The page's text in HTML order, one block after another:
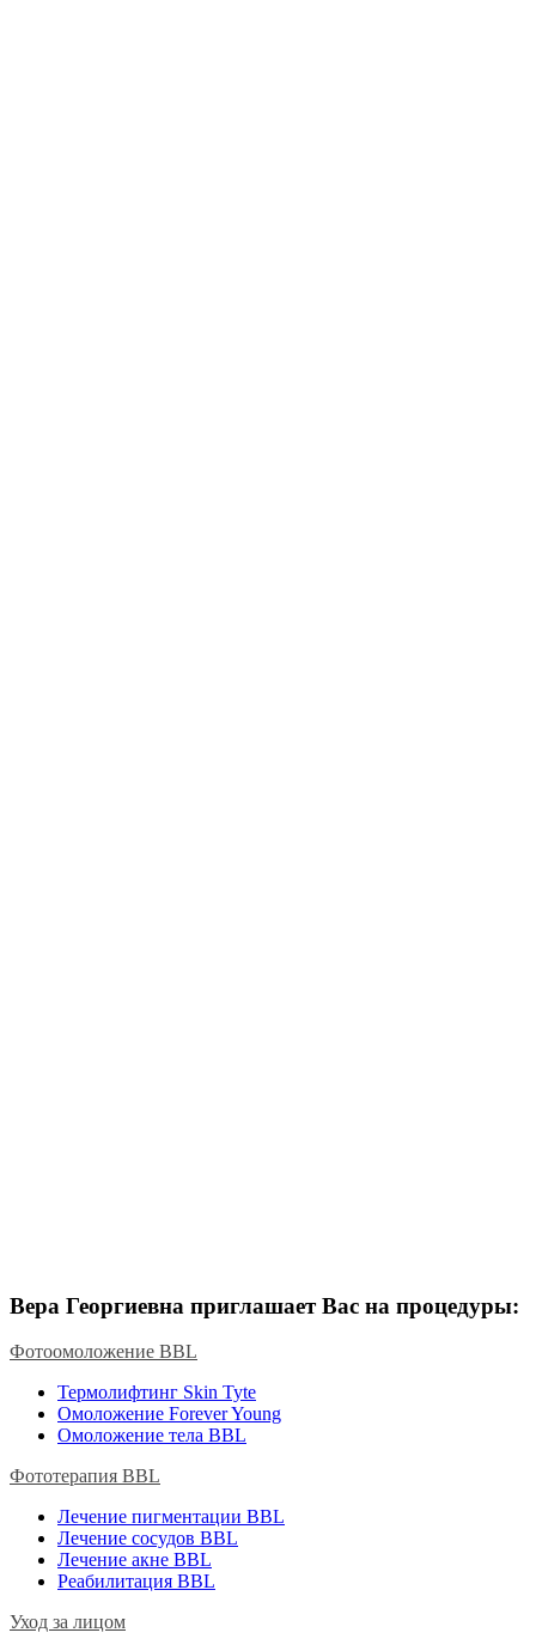
Вера Георгиевна приглашает Вас на процедуры:
Фотоомоложение BBL
Термолифтинг Skin Tyte
Омоложение Forever Young
Омоложение тела BBL
Фототерапия BBL
Лечение пигментации BBL
Лечение сосудов BBL
Лечение акне BBL
Реабилитация BBL
Уход за лицом